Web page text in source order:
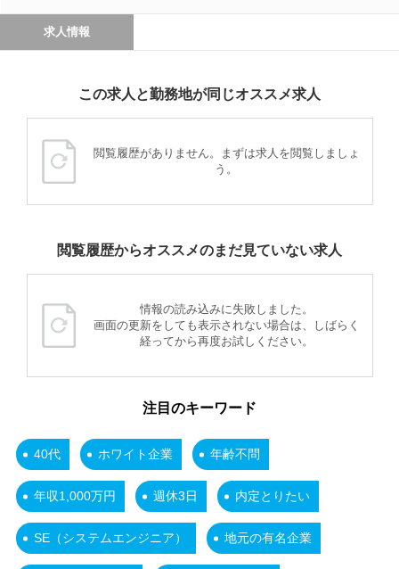
求人情報
この求人と勤務地が同じオススメ求人
閲覧履歴がありません。まずは求人を閲覧しましょ
う。
閲覧履歴からオススメのまだ見ていない求人
情報の読み込みに失敗しました。
画面の更新をしても表示されない場合は、しばらく
経ってから再度お試しください。
注目のキーワード
40代 ホワイト企業 年齢不問
年収1,000万円 週休3日 内定とりたい
SE（システムエンジニア） 地元の有名企業